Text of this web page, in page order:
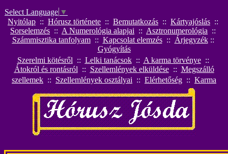
Select Language ▼
Nyitólap :: Hórusz története :: Bemutatkozás :: Kártyajóslás ::
Sorselemzés :: A Numerológia alapjai :: Asztronumerológia ::
Számmisztika tanfolyam:: Kapcsolat elemzés:: Árjegyzék::
Gyógyítás
Szerelmi kötésről :: Lelki tanácsok:: A karma törvénye::
Átokról és rontásról :: Szellemlények elküldése:: Megszálló
szellemek :: Szellemlények osztályai :: Elérhetőség :: Karma